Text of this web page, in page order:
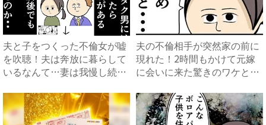
夫と子をつくった不倫女が嘘
を吹聴！夫は奔放に暮らして
いるなんて…妻は我慢し続け
夫の不倫相手が突然家の前に
現れた！2時間もかけて元嫁
に会いに来た驚きのワケと